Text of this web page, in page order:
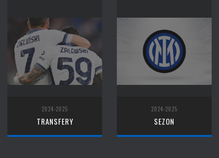
2024-2025
TRANSFERY
2024-2025
SEZON